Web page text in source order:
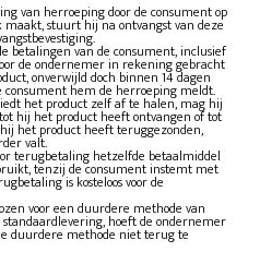
van herroeping door de consument op
stuurt hij na ontvangst van deze
betalingen van de consument, inclusief
de ondernemer in rekening gebracht
onverwijld doch binnen 14 dagen
consument hem de herroeping meldt.
het product zelf af te halen, mag hij
hij het product heeft ontvangen of tot
het product heeft teruggezonden,
valt.
terugbetaling hetzelfde betaalmiddel
tenzij de consument instemt met
is kosteloos voor de
voor een duurdere methode van
standaardlevering, hoeft de ondernemer
duurdere methode niet terug te